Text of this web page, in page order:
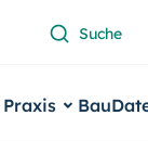
Suche
Praxis